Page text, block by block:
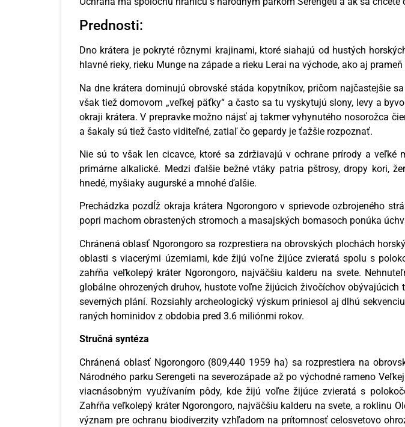
Prednosti:
Dno krátera je pokryté rôznymi krajinami, ktoré siahajú od hustých
hlavné rieky, rieku Munge na západe a rieku Lerai na východe, ako aj
Na dne krátera dominujú obrovské stáda kopytníkov, pričom najčastejšie
však tiež domovom „veľkej päťky“ a často sa tu vyskytujú slony, levy a
okraji krátera. V prepravke možno nájsť aj takmer vyhynutého nosorožca
a šakaly sú tiež často viditeľné, zatiaľ čo gepardy je ťažšie rozpoznať.
Nie sú to však len cicavce, ktoré sa zdržiavajú v ochrane prírody a
primárne alkalické. Medzi ďalšie bežné vtáky patria pštrosy, dropy kori,
hnedé, myšiaky augurské a mnohé ďalšie.
Prechádzka pozdĺž okraja krátera Ngorongoro v sprievode ozbrojeného
popri machom obrastených stromoch a masajských bomasoch ponúka
Chránená oblasť Ngorongoro sa rozprestiera na obrovských plochách
oblasti s viacerými územiami, kde žijú voľne žijúce zvieratá spolu s
zahŕňa veľkolepý kráter Ngorongoro, najväčšiu kalderu na svete.
globálne ohrozených druhov, hustote voľne žijúcich živočíchov
severných plání. Rozsiahly archeologický výskum priniesol aj dlhú
raných hominidov z obdobia pred 3.6 miliónmi rokov.
Stručná syntéza
Chránená oblasť Ngorongoro (809,440 1959 ha) sa rozprestiera na
Národného parku Serengeti na severozápade až po východné rameno
viacnásobným využívaním pôdy, kde žijú voľne žijúce zvieratá s
Zahŕňa veľkolepý kráter Ngorongoro, najväčšiu kalderu na svete, a roklinu
význam pre ochranu biodiverzity vzhľadom na prítomnosť celosvetovo